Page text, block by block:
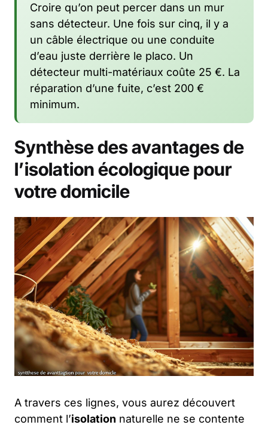
Croire qu’on peut percer dans un mur
sans détecteur. Une fois sur cinq, il y a
un câble électrique ou une conduite
d’eau juste derrière le placo. Un
détecteur multi-matériaux coûte 25 €. La
réparation d’une fuite, c’est 200 €
minimum.
Synthèse des avantages de
l’isolation écologique pour
votre domicile
A travers ces lignes, vous aurez découvert
comment l’isolation naturelle ne se contente